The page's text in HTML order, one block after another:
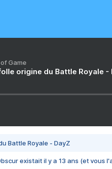
Game
origine du Battle Royale -
Battle Royale - DayZ
existait il y a 13 ans (et vous